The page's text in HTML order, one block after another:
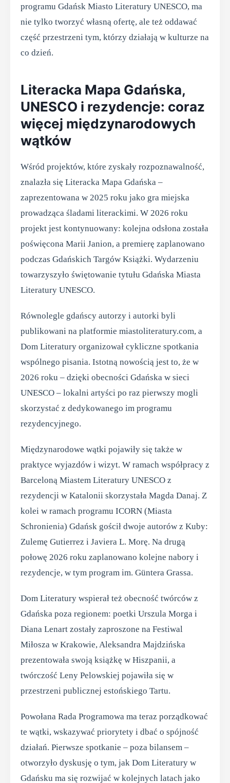
programu Gdańsk Miasto Literatury UNESCO, ma
nie tylko tworzyć własną ofertę, ale też oddawać
część przestrzeni tym, którzy działają w kulturze na
co dzień.
Literacka Mapa Gdańska,
UNESCO i rezydencje: coraz
więcej międzynarodowych
wątków
Wśród projektów, które zyskały rozpoznawalność,
znalazła się Literacka Mapa Gdańska –
zaprezentowana w 2025 roku jako gra miejska
prowadząca śladami literackimi. W 2026 roku
projekt jest kontynuowany: kolejna odsłona została
poświęcona Marii Janion, a premierę zaplanowano
podczas Gdańskich Targów Książki. Wydarzeniu
towarzyszyło świętowanie tytułu Gdańska Miasta
Literatury UNESCO.
Równolegle gdańscy autorzy i autorki byli
publikowani na platformie miastoliteratury.com, a
Dom Literatury organizował cykliczne spotkania
wspólnego pisania. Istotną nowością jest to, że w
2026 roku – dzięki obecności Gdańska w sieci
UNESCO – lokalni artyści po raz pierwszy mogli
skorzystać z dedykowanego im programu
rezydencyjnego.
Międzynarodowe wątki pojawiły się także w
praktyce wyjazdów i wizyt. W ramach współpracy z
Barceloną Miastem Literatury UNESCO z
rezydencji w Katalonii skorzystała Magda Danaj. Z
kolei w ramach programu ICORN (Miasta
Schronienia) Gdańsk gościł dwoje autorów z Kuby:
Zulemę Gutierrez i Javiera L. Morę. Na drugą
połowę 2026 roku zaplanowano kolejne nabory i
rezydencje, w tym program im. Güntera Grassa.
Dom Literatury wspierał też obecność twórców z
Gdańska poza regionem: poetki Urszula Morga i
Diana Lenart zostały zaproszone na Festiwal
Miłosza w Krakowie, Aleksandra Majdzińska
prezentowała swoją książkę w Hiszpanii, a
twórczość Leny Pelowskiej pojawiła się w
przestrzeni publicznej estońskiego Tartu.
Powołana Rada Programowa ma teraz porządkować
te wątki, wskazywać priorytety i dbać o spójność
działań. Pierwsze spotkanie – poza bilansem –
otworzyło dyskusję o tym, jak Dom Literatury w
Gdańsku ma się rozwijać w kolejnych latach jako